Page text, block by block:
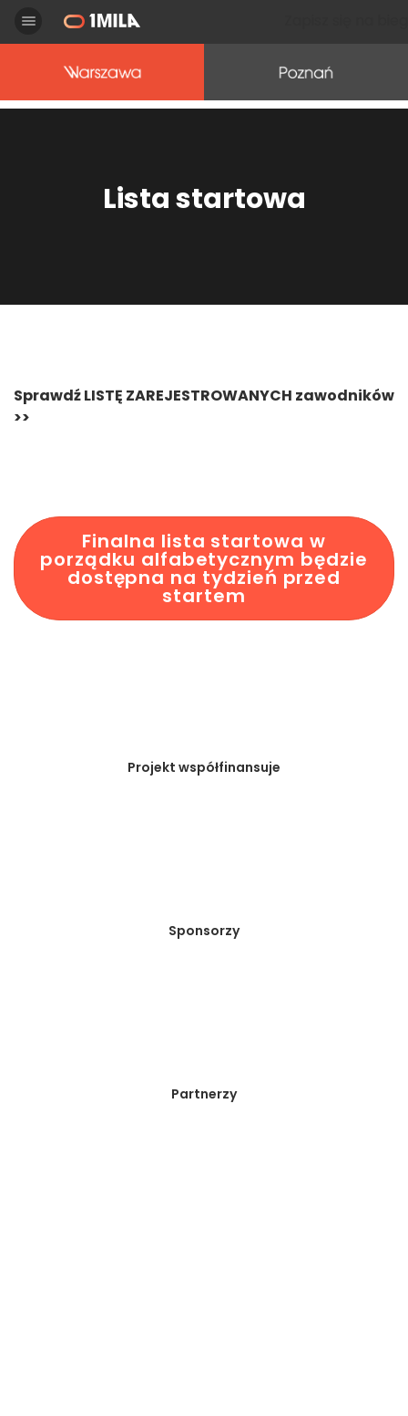
Toggle navigation
Lista startowa
Sprawdź LISTĘ ZAREJESTROWANYCH zawodników
>>
Finalna lista startowa w
porządku alfabetycznym będzie
dostępna na tydzień przed
startem
Projekt współfinansuje
Sponsorzy
Partnerzy